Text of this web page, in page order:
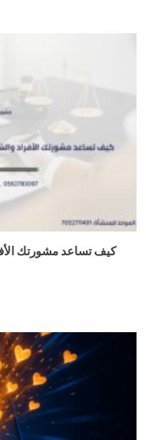
كيف تساعد مشورتك